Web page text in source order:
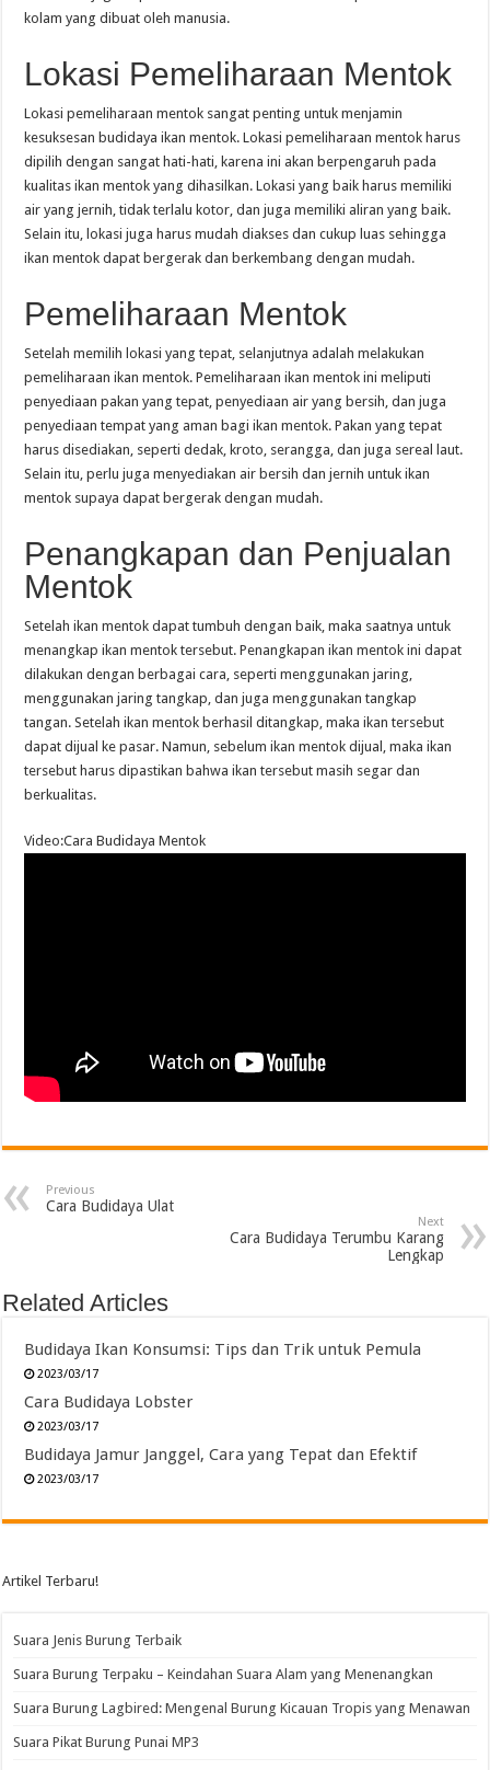
kolam yang dibuat oleh manusia.
Lokasi Pemeliharaan Mentok
Lokasi pemeliharaan mentok sangat penting untuk menjamin
kesuksesan budidaya ikan mentok. Lokasi pemeliharaan mentok harus
dipilih dengan sangat hati-hati, karena ini akan berpengaruh pada
kualitas ikan mentok yang dihasilkan. Lokasi yang baik harus memiliki
air yang jernih, tidak terlalu kotor, dan juga memiliki aliran yang baik.
Selain itu, lokasi juga harus mudah diakses dan cukup luas sehingga
ikan mentok dapat bergerak dan berkembang dengan mudah.
Pemeliharaan Mentok
Setelah memilih lokasi yang tepat, selanjutnya adalah melakukan
pemeliharaan ikan mentok. Pemeliharaan ikan mentok ini meliputi
penyediaan pakan yang tepat, penyediaan air yang bersih, dan juga
penyediaan tempat yang aman bagi ikan mentok. Pakan yang tepat
harus disediakan, seperti dedak, kroto, serangga, dan juga sereal laut.
Selain itu, perlu juga menyediakan air bersih dan jernih untuk ikan
mentok supaya dapat bergerak dengan mudah.
Penangkapan dan Penjualan
Mentok
Setelah ikan mentok dapat tumbuh dengan baik, maka saatnya untuk
menangkap ikan mentok tersebut. Penangkapan ikan mentok ini dapat
dilakukan dengan berbagai cara, seperti menggunakan jaring,
menggunakan jaring tangkap, dan juga menggunakan tangkap
tangan. Setelah ikan mentok berhasil ditangkap, maka ikan tersebut
dapat dijual ke pasar. Namun, sebelum ikan mentok dijual, maka ikan
tersebut harus dipastikan bahwa ikan tersebut masih segar dan
berkualitas.
Video:Cara Budidaya Mentok
Previous
Cara Budidaya Ulat
Next
Cara Budidaya Terumbu Karang
Lengkap
Related Articles
Budidaya Ikan Konsumsi: Tips dan Trik untuk Pemula
2023/03/17
Cara Budidaya Lobster
2023/03/17
Budidaya Jamur Janggel, Cara yang Tepat dan Efektif
2023/03/17
Artikel Terbaru!
Suara Jenis Burung Terbaik
Suara Burung Terpaku – Keindahan Suara Alam yang Menenangkan
Suara Burung Lagbired: Mengenal Burung Kicauan Tropis yang Menawan
Suara Pikat Burung Punai MP3